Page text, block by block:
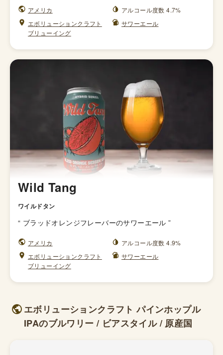
アメリカ
アルコール度数 4.7%
エボリューションクラフト
ブリューイング
サワーエール
Wild Tang
ワイルドタン
“ ブラッドオレンジフレーバーのサワーエール ”
アメリカ
アルコール度数 4.9%
エボリューションクラフト
ブリューイング
サワーエール
エボリューションクラフト パインホップル
IPAのブルワリー / ビアスタイル / 原産国